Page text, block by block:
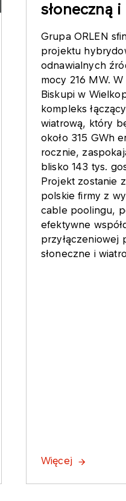
słoneczną
Grupa ORLEN
projektu
odnawialnych
mocy 216 MW.
Biskupi w
kompleks
wiatrową, który
około 315 GWh
rocznie,
blisko 143 tys.
Projekt zostanie
polskie firmy z
cable poolingu,
efektywne
przyłączeniowej
słoneczne i
Więcej